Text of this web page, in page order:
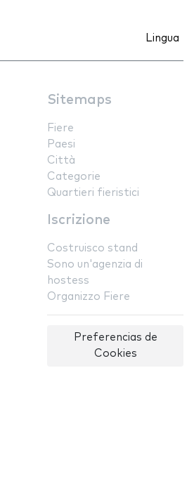
Lingua
Sitemaps
Fiere
Paesi
Città
Categorie
Quartieri fieristici
Iscrizione
Costruisco stand
Sono un'agenzia di
hostess
Organizzo Fiere
Preferencias de
Cookies